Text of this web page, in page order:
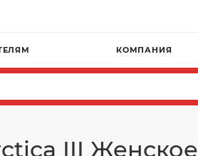
КОМПАНИЯ
III Женское